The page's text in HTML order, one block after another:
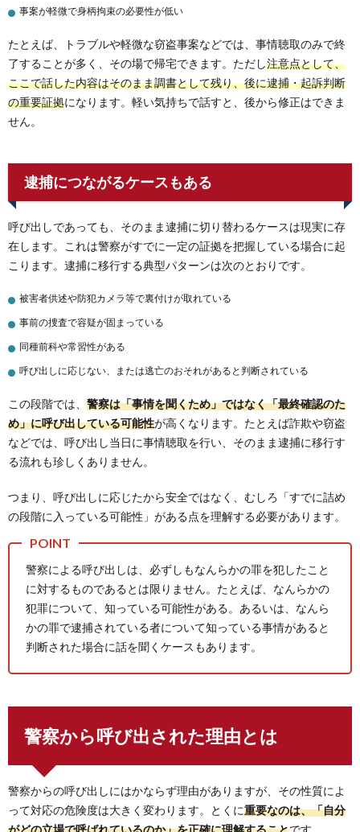
事案が軽微で身柄拘束の必要性が低い
たとえば、トラブルや軽微な窃盗事案などでは、事情聴取のみで終
了することが多く、その場で帰宅できます。ただし注意点として、
ここで話した内容はそのまま調書として残り、後に逮捕・起訴判断
の重要証拠になります。軽い気持ちで話すと、後から修正はできま
せん。
逮捕につながるケースもある
呼び出しであっても、そのまま逮捕に切り替わるケースは現実に存
在します。これは警察がすでに一定の証拠を把握している場合に起
こります。逮捕に移行する典型パターンは次のとおりです。
被害者供述や防犯カメラ等で裏付けが取れている
事前の捜査で容疑が固まっている
同種前科や常習性がある
呼び出しに応じない、または逃亡のおそれがあると判断されている
この段階では、 警察は「事情を聞くため」ではなく「最終確認のた
め」に呼び出している可能性が高くなります。たとえば詐欺や窃盗
などでは、呼び出し当日に事情聴取を行い、そのまま逮捕に移行す
る流れも珍しくありません。
つまり、呼び出しに応じたから安全ではなく、むしろ「すでに詰め
の段階に入っている可能性」がある点を理解する必要があります。
警察による呼び出しは、必ずしもなんらかの罪を犯したこと
に対するものであるとは限りません。たとえば、なんらかの
犯罪について、知っている可能性がある。あるいは、なんら
かの罪で逮捕されている者について知っている事情があると
判断された場合に話を聞くケースもあります。
警察から呼び出された理由とは
警察からの呼び出しにはかならず理由がありますが、その性質によ
って対応の危険度は大きく変わります。とくに重要なのは、「自分
がどの立場で呼ばれているのか」を正確に理解することです。